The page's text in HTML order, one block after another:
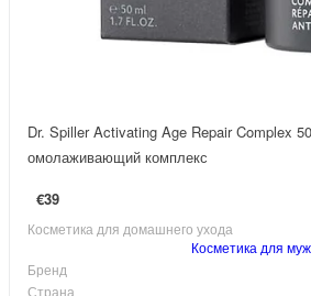
Dr. Spiller Activating Age Repair Complex
омолаживающий комплекс
€39
Косметика для домашнего ухода
Косметика для
Бренд
Страна